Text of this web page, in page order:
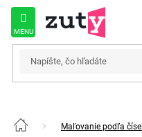
Prejsť
obsah
Domov Maľovanie podľa čísel